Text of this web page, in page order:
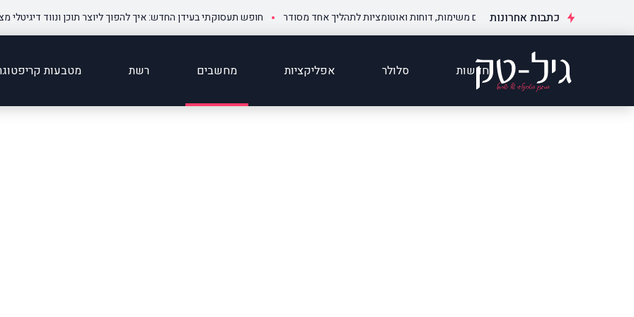
כתבות אחרונות
בארגונים – כך הופכים משימות, דוחות ואוטומציות לתהליך אחד מסודר חופש תעסוקתי בעידן החדש: איך להפוך ליוצר תוכן ונווד דיגיטלי מצליח
חדשות סלולר אפליקציות מחשבים רשת מטבעות